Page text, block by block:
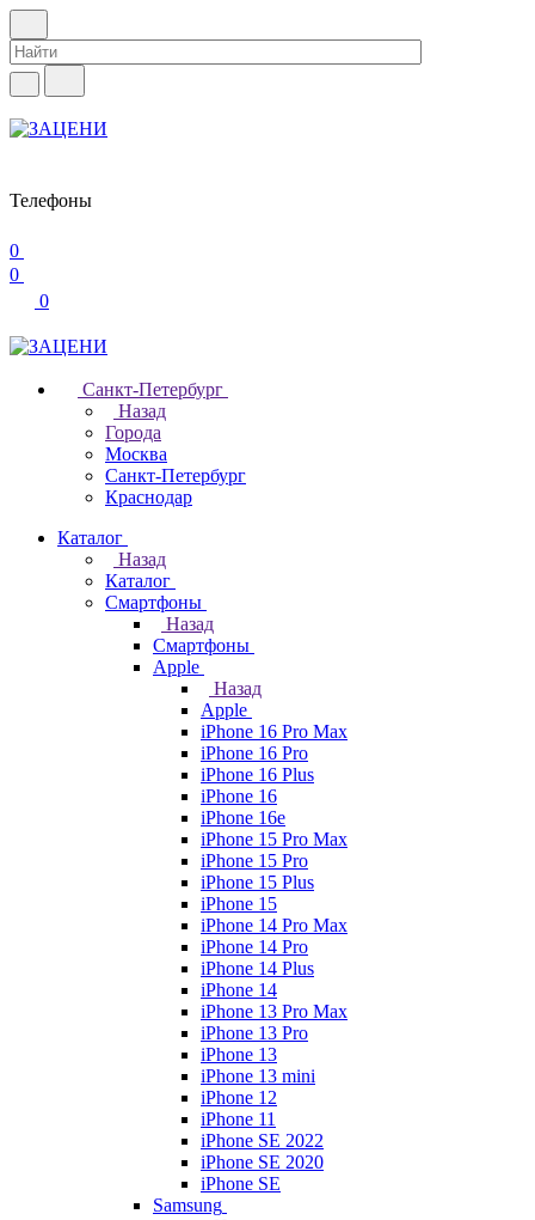
Телефоны
0
0
0
Санкт-Петербург
Назад
Города
Москва
Санкт-Петербург
Краснодар
Каталог
Назад
Каталог
Смартфоны
Назад
Смартфоны
Apple
Назад
Apple
iPhone 16 Pro Max
iPhone 16 Pro
iPhone 16 Plus
iPhone 16
iPhone 16e
iPhone 15 Pro Max
iPhone 15 Pro
iPhone 15 Plus
iPhone 15
iPhone 14 Pro Max
iPhone 14 Pro
iPhone 14 Plus
iPhone 14
iPhone 13 Pro Max
iPhone 13 Pro
iPhone 13
iPhone 13 mini
iPhone 12
iPhone 11
iPhone SE 2022
iPhone SE 2020
iPhone SE
Samsung